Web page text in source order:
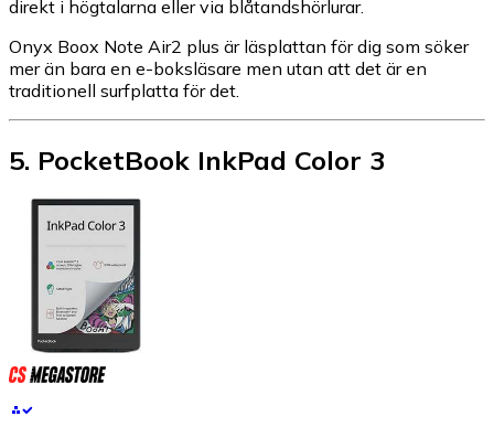
direkt i högtalarna eller via blåtandshörlurar.
Onyx Boox Note Air2 plus är läsplattan för dig som söker
mer än bara en e-boksläsare men utan att det är en
traditionell surfplatta för det.
5. PocketBook InkPad Color 3